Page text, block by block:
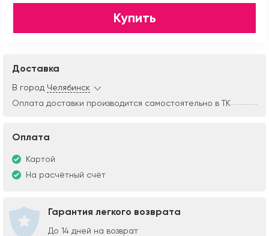
Купить
Доставка
В город Челябинск
Оплата доставки производится самостоятельно в ТК
Оплата
Картой
На расчётный счёт
Гарантия легкого возврата
До 14 дней на возврат